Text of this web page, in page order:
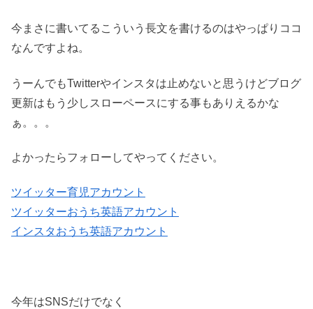
今まさに書いてるこういう長文を書けるのはやっぱりココ
なんですよね。
うーんでもTwitterやインスタは止めないと思うけどブログ
更新はもう少しスローペースにする事もありえるかな
ぁ。。。
よかったらフォローしてやってください。
ツイッター育児アカウント
ツイッターおうち英語アカウント
インスタおうち英語アカウント
今年はSNSだけでなく